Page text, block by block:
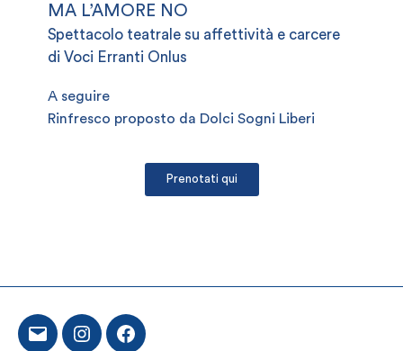
MA L’AMORE NO
Spettacolo teatrale su affettività e carcere
di Voci Erranti Onlus
A seguire
Rinfresco proposto da Dolci Sogni Liberi
Prenotati qui